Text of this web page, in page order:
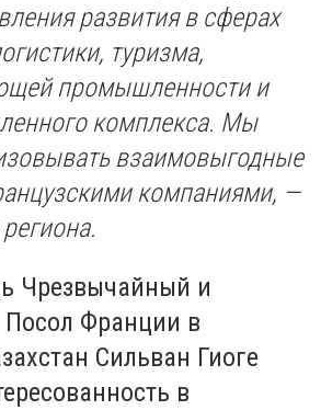
развития в сферах
туризма,
промышленности и
комплекса. Мы
взаимовыгодные
компаниями, —
Чрезвычайный и
Франции в
Сильван Гиоге
в